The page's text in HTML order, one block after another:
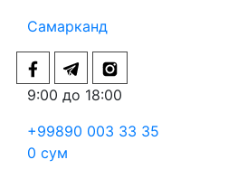
Самарканд
9:00 до 18:00
+99890 003 33 35
0 сум